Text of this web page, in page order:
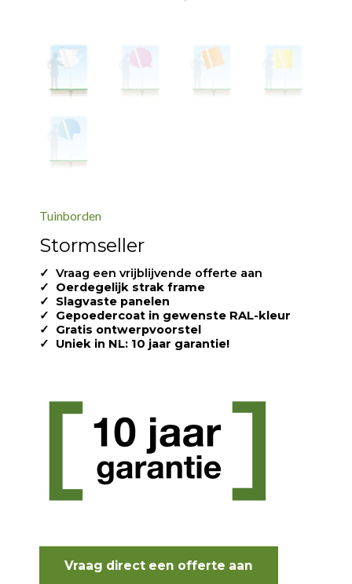
Tuinborden
Stormseller
✓ Vraag een vrijblijvende offerte aan
✓
Oerdegelijk strak frame
✓
Slagvaste panelen
✓
Gepoedercoat in gewenste RAL-kleur
✓
Gratis ontwerpvoorstel
✓
Uniek in NL: 10 jaar garantie!
Vraag direct een offerte aan